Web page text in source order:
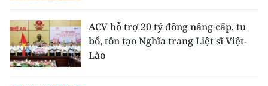
ACV hỗ trợ 20 tỷ đồng nâng cấp, tu
bổ, tôn tạo Nghĩa trang Liệt sĩ Việt-
Lào